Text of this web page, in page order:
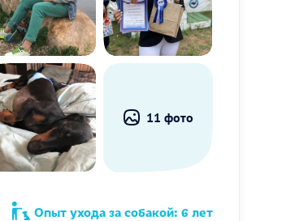
11 фото
Опыт ухода за собакой: 6 лет